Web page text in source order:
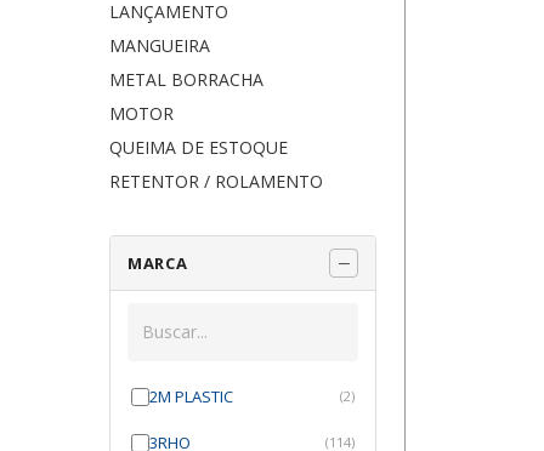
LANÇAMENTO
MANGUEIRA
METAL BORRACHA
MOTOR
QUEIMA DE ESTOQUE
RETENTOR / ROLAMENTO
MARCA
2M PLASTIC (2)
3RHO (114)